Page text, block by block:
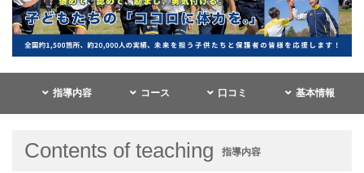
指導内容 コース 口コミ 基本情報
Contents of teaching 指導内容